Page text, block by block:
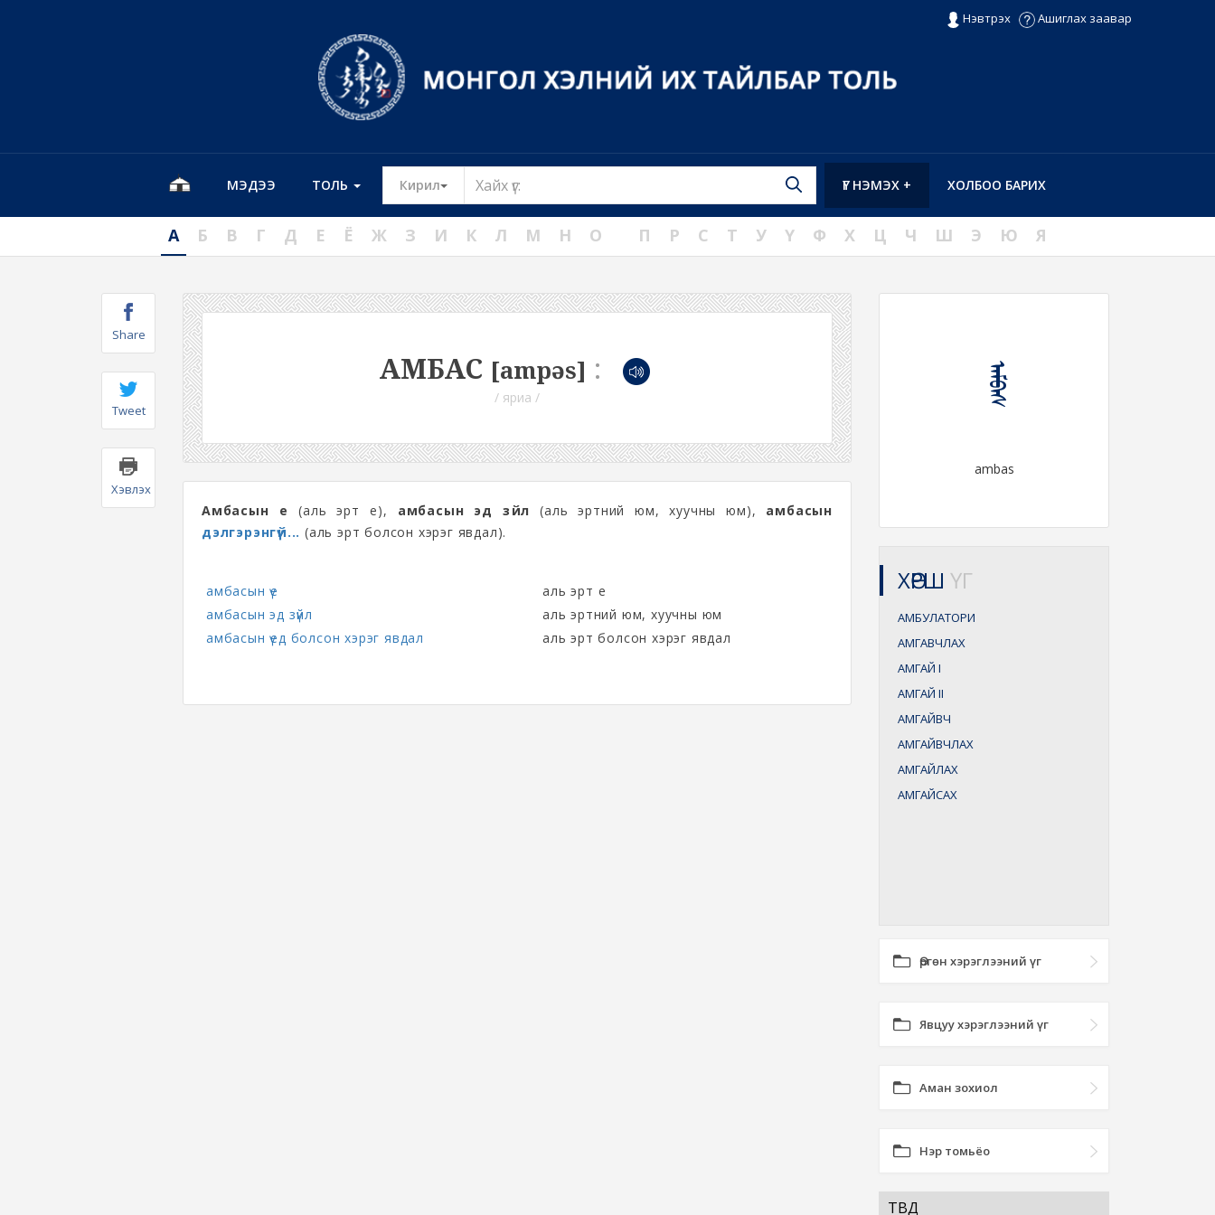
Нэвтрэх Ашиглах заавар
МЭДЭЭ ТОЛЬ Кирил Toggle Dropdown ХОЛБОО БАРИХ
ҮГ НЭМЭХ +
А Б В Г Д Е Ё Ж З И К Л М Н О П Р С Т У Ү Ф Х Ц Ч Ш Э Ю Я
Share
Tweet
Хэвлэх
АМБАС [ampəs] :
/ яриа /
Амбасын үе (аль эрт үе), амбасын эд зүйл (аль эртний юм, хуучны юм), амбасын
дэлгэрэнгүй... (аль эрт болсон хэрэг явдал).
амбасын үе
аль эрт үе
амбасын эд зүйл
аль эртний юм, хуучны юм
амбасын үед болсон хэрэг явдал
аль эрт болсон хэрэг явдал
ᠠᠮᠪᠠᠰ
ambas
ХӨРШ ҮГ
АМБУЛАТОРИ
АМГАВЧЛАХ
АМГАЙ I
АМГАЙ II
АМГАЙВЧ
АМГАЙВЧЛАХ
АМГАЙЛАХ
АМГАЙСАХ
Өргөн хэрэглээний үг
Явцуу хэрэглээний үг
Аман зохиол
Нэр томьёо
ТӨВӨД